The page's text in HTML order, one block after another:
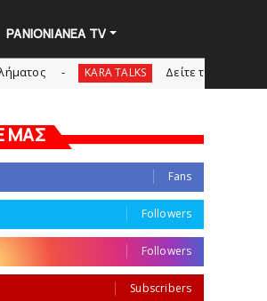
PANIONIANEA TV
KARA TALKS Δείτε την εκπομπή «Kara
ΜΑΣ
Fans
Followers
Followers
Subscribers